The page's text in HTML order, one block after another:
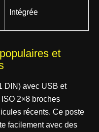
Intégrée
et
DIN) avec USB et
2×8 broches
récents. Ce poste
facilement avec des